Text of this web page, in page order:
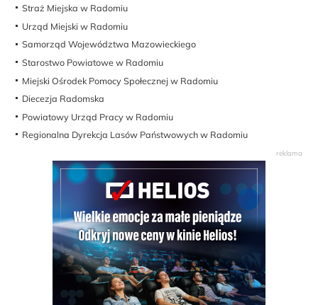
Straż Miejska w Radomiu
Urząd Miejski w Radomiu
Samorząd Województwa Mazowieckiego
Starostwo Powiatowe w Radomiu
Miejski Ośrodek Pomocy Społecznej w Radomiu
Diecezja Radomska
Powiatowy Urząd Pracy w Radomiu
Regionalna Dyrekcja Lasów Państwowych w Radomiu